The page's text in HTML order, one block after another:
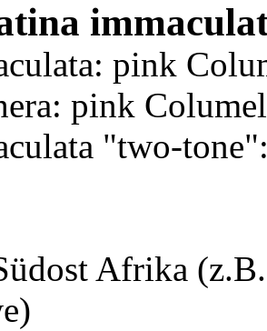
pink
pink
"two-
Afrika